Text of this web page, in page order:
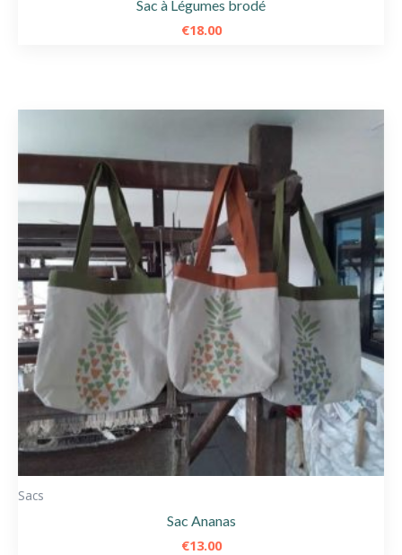
Sac à Légumes brodé
€18.00
Sacs
Sac Ananas
€13.00